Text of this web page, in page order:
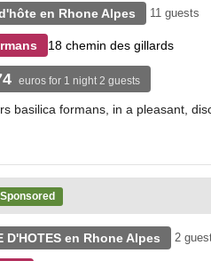
en Rhone Alpes 11 guests
18 chemin des gillards
euros for 1 night 2 guests
basilica formans, in a pleasant,
Sponsored
D'HOTES en Rhone Alpes 2